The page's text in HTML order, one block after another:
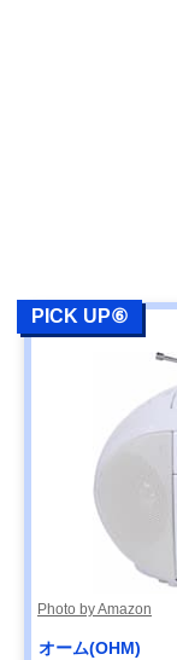
PICK UP⑥
Photo by Amazon
オーム(OHM)